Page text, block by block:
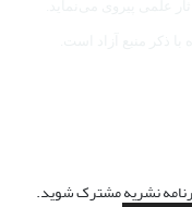
نشریه مشترک شوید.